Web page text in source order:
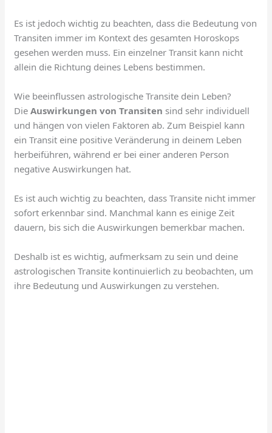
Es ist jedoch wichtig zu beachten, dass die Bedeutung von
Transiten immer im Kontext des gesamten Horoskops
gesehen werden muss. Ein einzelner Transit kann nicht
allein die Richtung deines Lebens bestimmen.
Wie beeinflussen astrologische Transite dein Leben?
DieAuswirkungen von Transiten sind sehr individuell
und hängen von vielen Faktoren ab. Zum Beispiel kann
ein Transit eine positive Veränderung in deinem Leben
herbeiführen, während er bei einer anderen Person
negative Auswirkungen hat.
Es ist auch wichtig zu beachten, dass Transite nicht immer
sofort erkennbar sind. Manchmal kann es einige Zeit
dauern, bis sich die Auswirkungen bemerkbar machen.
Deshalb ist es wichtig, aufmerksam zu sein und deine
astrologischen Transite kontinuierlich zu beobachten, um
ihre Bedeutung und Auswirkungen zu verstehen.